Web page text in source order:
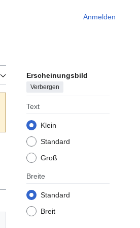
Anmelden
Erscheinungsbild
Verbergen
Text
Klein
Standard
Groß
Breite
Standard
Breit